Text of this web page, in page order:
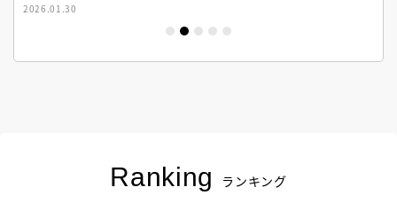
2026.01.30
Ranking ランキング